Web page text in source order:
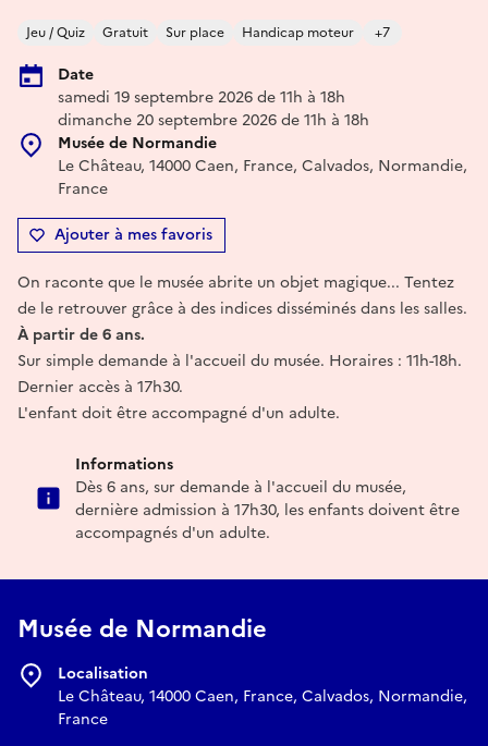
Jeu / Quiz Gratuit Sur place Handicap moteur +7
Date
samedi 19 septembre 2026 de 11h à 18h
dimanche 20 septembre 2026 de 11h à 18h
Musée de Normandie
Le Château, 14000 Caen, France, Calvados, Normandie,
France
Ajouter à mes favoris
On raconte que le musée abrite un objet magique... Tentez
de le retrouver grâce à des indices disséminés dans les salles.
À partir de 6 ans.
Sur simple demande à l'accueil du musée. Horaires : 11h-18h.
Dernier accès à 17h30.
L'enfant doit être accompagné d'un adulte.
Informations
Dès 6 ans, sur demande à l'accueil du musée,
dernière admission à 17h30, les enfants doivent être
accompagnés d'un adulte.
Musée de Normandie
Localisation
Le Château, 14000 Caen, France, Calvados, Normandie,
France